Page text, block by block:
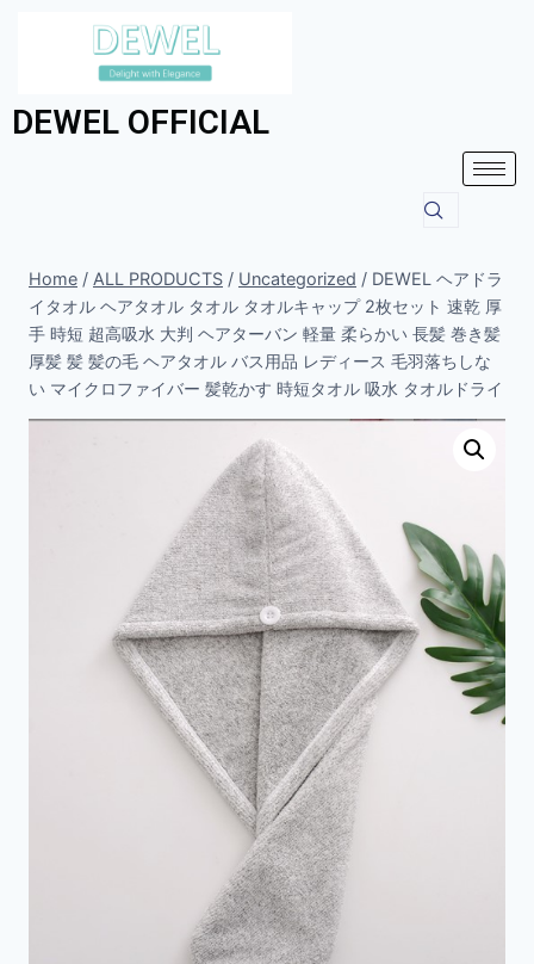
DEWEL OFFICIAL
Home / ALL PRODUCTS / Uncategorized / DEWEL ヘアドラ
イタオル ヘアタオル タオル タオルキャップ 2枚セット 速乾 厚
手 時短 超高吸水 大判 ヘアターバン 軽量 柔らかい 長髪 巻き髪
厚髪 髪 髪の毛 ヘアタオル バス用品 レディース 毛羽落ちしな
い マイクロファイバー 髪乾かす 時短タオル 吸水 タオルドライ